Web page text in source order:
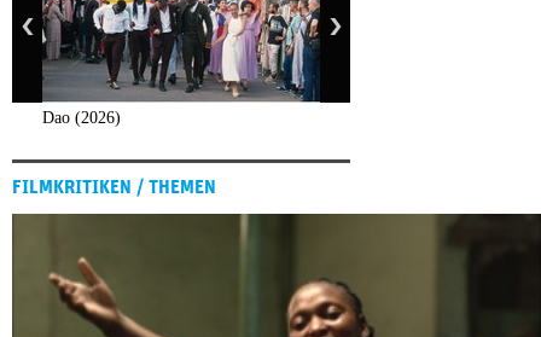
Dao (2026)
FILMKRITIKEN / THEMEN